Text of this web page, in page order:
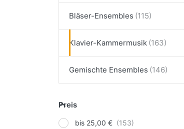
Bläser-Ensembles
Klavier-Kammermusik
Gemischte Ensembles
Preis
bis 25,00 €